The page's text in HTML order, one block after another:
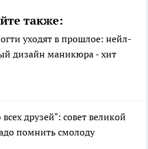
также:
уходят в прошлое: нейл-
дизайн маникюра - хит
друзей": совет великой
помнить смолоду